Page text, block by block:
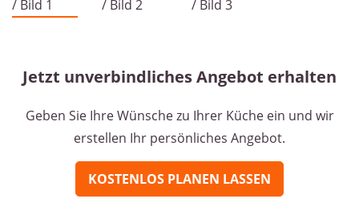
Jetzt unverbindliches Angebot erhalten
Geben Sie Ihre Wünsche zu Ihrer Küche ein und wir
erstellen Ihr persönliches Angebot.
KOSTENLOS PLANEN LASSEN